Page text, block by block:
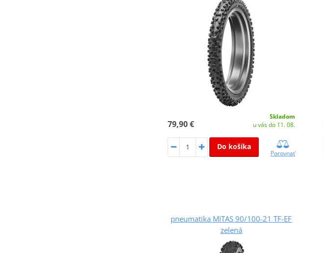
79,90 €
Skladom
u vás do 11. 08.
Do košíka
Porovnať
pneumatika MITAS 90/100-21 TF-EF
zelená